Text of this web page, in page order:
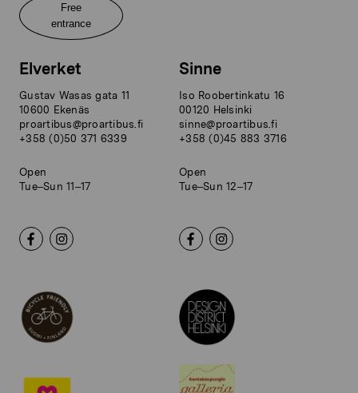
Free
entrance
Elverket
Gustav Wasas gata 11
10600 Ekenäs
proartibus@proartibus.fi
+358 (0)50 371 6339
Open
Tue–Sun 11–17
Sinne
Iso Roobertinkatu 16
00120 Helsinki
sinne@proartibus.fi
+358 (0)45 883 3716
Open
Tue–Sun 12–17